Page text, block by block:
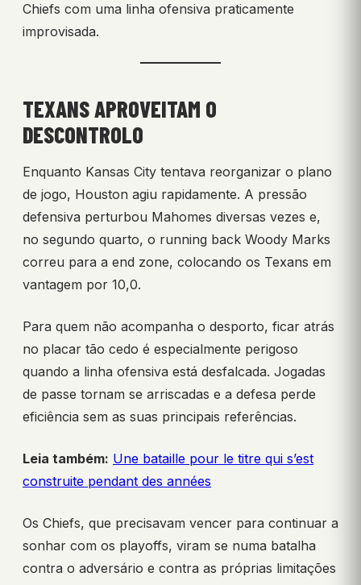
Chiefs com uma linha ofensiva praticamente
improvisada.
TEXANS APROVEITAM O
DESCONTROLO
Enquanto Kansas City tentava reorganizar o plano
de jogo, Houston agiu rapidamente. A pressão
defensiva perturbou Mahomes diversas vezes e,
no segundo quarto, o running back Woody Marks
correu para a end zone, colocando os Texans em
vantagem por 10,0.
Para quem não acompanha o desporto, ficar atrás
no placar tão cedo é especialmente perigoso
quando a linha ofensiva está desfalcada. Jogadas
de passe tornam se arriscadas e a defesa perde
eficiência sem as suas principais referências.
Leia também: Une bataille pour le titre qui s’est
construite pendant des années
Os Chiefs, que precisavam vencer para continuar a
sonhar com os playoffs, viram se numa batalha
contra o adversário e contra as próprias limitações